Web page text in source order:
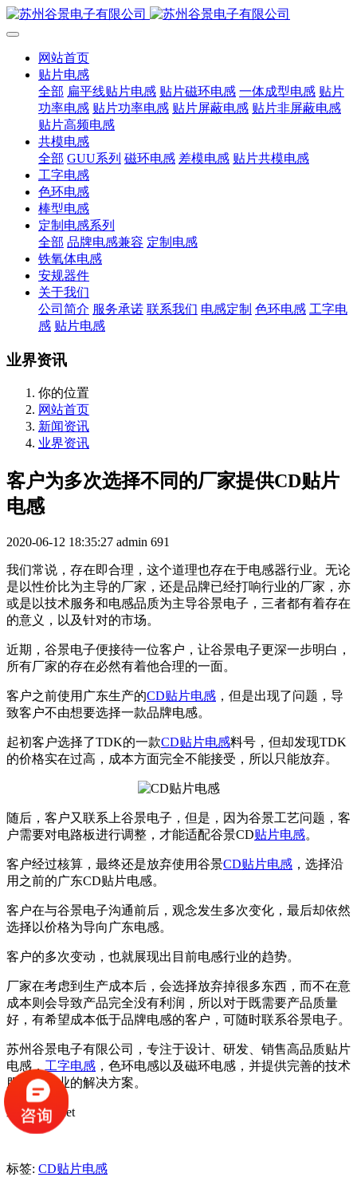
网站首页
贴片电感
全部 扁平线贴片电感 贴片磁环电感 一体成型电感 贴片
功率电感 贴片功率电感 贴片屏蔽电感 贴片非屏蔽电感
贴片高频电感
共模电感
全部 GUU系列 磁环电感 差模电感 贴片共模电感
工字电感
色环电感
棒型电感
定制电感系列
全部 品牌电感兼容 定制电感
铁氧体电感
安规器件
关于我们
公司简介 服务承诺 联系我们 电感定制 色环电感 工字电
感 贴片电感
业界资讯
你的位置
网站首页
新闻资讯
业界资讯
客户为多次选择不同的厂家提供CD贴片
电感
2020-06-12 18:35:27 admin 691
我们常说，存在即合理，这个道理也存在于电感器行业。无论
是以性价比为主导的厂家，还是品牌已经打响行业的厂家，亦
或是以技术服务和电感品质为主导谷景电子，三者都有着存在
的意义，以及针对的市场。
近期，谷景电子便接待一位客户，让谷景电子更深一步明白，
所有厂家的存在必然有着他合理的一面。
客户之前使用广东生产的CD贴片电感 ，但是出现了问题，导
致客户不由想要选择一款品牌电感。
起初客户选择了TDK的一款CD贴片电感料号，但却发现TDK
的价格实在过高，成本方面完全不能接受，所以只能放弃。
随后，客户又联系上谷景电子，但是，因为谷景工艺问题，客
户需要对电路板进行调整，才能适配谷景CD贴片电感。
客户经过核算，最终还是放弃使用谷景CD贴片电感 ，选择沿
用之前的广东CD贴片电感。
客户在与谷景电子沟通前后，观念发生多次变化，最后却依然
选择以价格为导向广东电感。
客户的多次变动，也就展现出目前电感行业的趋势。
厂家在考虑到生产成本后，会选择放弃掉很多东西，而不在意
成本则会导致产品完全没有利润，所以对于既需要产品质量
好，有希望成本低于品牌电感的客户，可随时联系谷景电子。
苏州谷景电子有限公司，专注于设计、研发、销售高品质贴片
电感， 工字电感 ，色环电感以及磁环电感，并提供完善的技术
服务与专业的解决方案。
编：Bouquet
标签: CD贴片电感